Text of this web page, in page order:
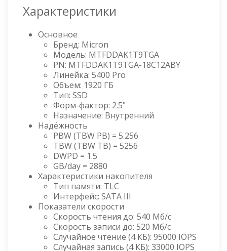
Характеристики
Основное
Бренд: Micron
Модель: MTFDDAK1T9TGA
PN: MTFDDAK1T9TGA-18C12ABY
Линейка: 5400 Pro
Объем: 1920 ГБ
Тип: SSD
Форм-фактор: 2.5"
Назначение: Внутренний
Надёжность
PBW (TBW PB) = 5.256
TBW (TBW TB) = 5256
DWPD = 1.5
GB/day = 2880
Характеристики накопителя
Тип памяти: TLC
Интерфейс: SATA III
Показатели скорости
Скорость чтения до: 540 Мб/с
Скорость записи до: 520 Мб/с
Случайное чтение (4 КБ): 95000 IOPS
Случайная запись (4 КБ): 33000 IOPS